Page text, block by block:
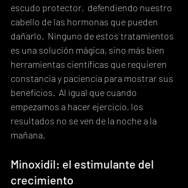
escudo protector,  defendiendo nuestro
cabello de las hormonas que pueden
dañarlo.  Ninguno de estos tratamientos
es una solución mágica, sino más bien
herramientas científicas que requieren
constancia y paciencia para mostrar sus
beneficios.  Al igual que cuando
empezamos a hacer ejercicio, los
resultados no se ven de la noche a la
mañana.
Minoxidil: el estimulante del
crecimiento